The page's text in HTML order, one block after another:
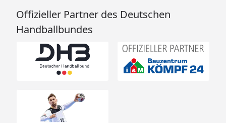
Offizieller Partner des Deutschen
Handballbundes